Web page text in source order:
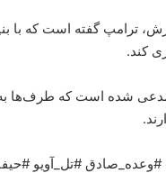
ترامپ گفته است که با
کند.
شده است که طرف‌ها به
#وعده_صادق #تل_آویو